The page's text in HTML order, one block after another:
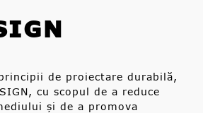
de proiectare durabilă,
cu scopul de a reduce
și de a promova